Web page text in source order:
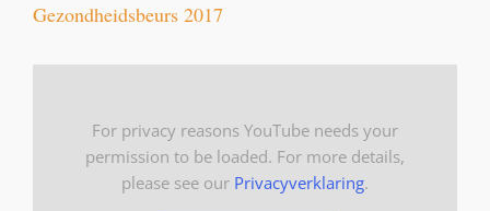
Gezondheidsbeurs 2017
For privacy reasons YouTube needs your
permission to be loaded. For more details,
please see our Privacyverklaring.